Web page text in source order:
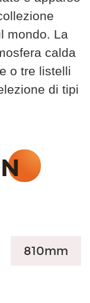
mondo. La
calda
o tre listelli
di tipi
810mm